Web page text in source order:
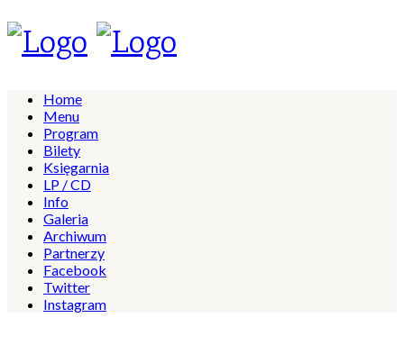
Home
Menu
Program
Bilety
Księgarnia
LP / CD
Info
Galeria
Archiwum
Partnerzy
Facebook
Twitter
Instagram